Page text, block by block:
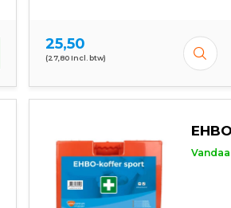
25,50
(27,80 Incl. btw)